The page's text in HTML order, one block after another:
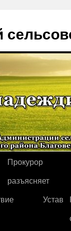
Прокурор
разъясняет
Устав